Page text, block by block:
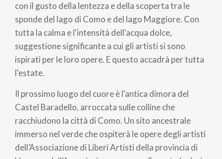
con il gusto della lentezza e della scoperta tra le
sponde del lago di Como e del lago Maggiore. Con
tutta la calma e l'intensità dell'acqua dolce,
suggestione significante a cui gli artisti si sono
ispirati per le loro opere. E questo accadrà per tutta
l'estate.
Il prossimo luogo del cuore è l'antica dimora del
Castel Baradello, arroccata sulle colline che
racchiudono la città di Como. Un sito ancestrale
immerso nel verde che ospiterà le opere degli artisti
dell’Associazione di Liberi Artisti della provincia di